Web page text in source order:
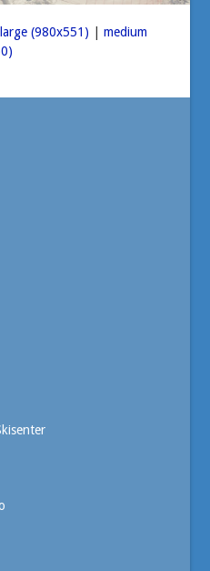
large (980x551) |medium